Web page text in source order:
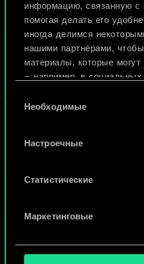
информацию, связанную с
помогая делать его
иногда делимся
нашими партнёрами,
материалы, которые могут
— например, в
разрешения.
Найти подробную
используем ваши файлы
«Настройки» ниже.
согласия
Необходимые
Настроечные
Статистические
Маркетинговые
Назвать колоду
Изменить
Просмотреть